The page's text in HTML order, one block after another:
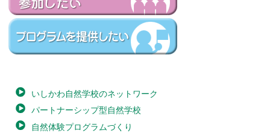
いしかわ自然学校のネットワーク
パートナーシップ型自然学校
自然体験プログラムづくり